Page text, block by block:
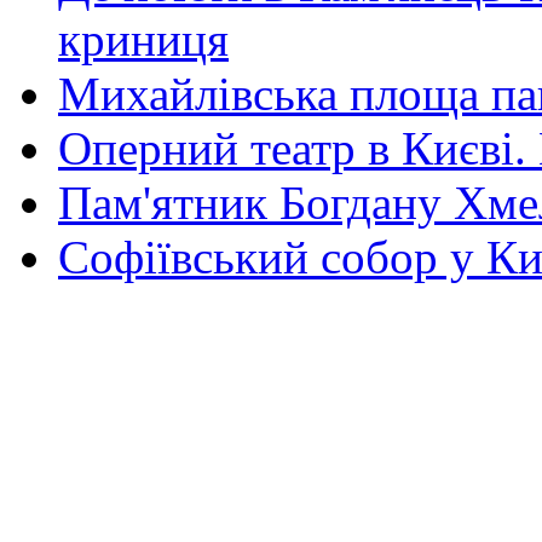
криниця
Михайлівська площа
Оперний театр в
Пам'ятник Богдану
Софіївський собор у